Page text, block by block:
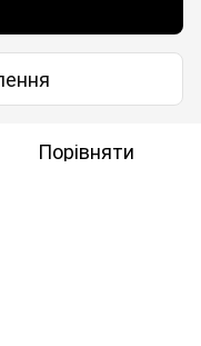
Порівняти